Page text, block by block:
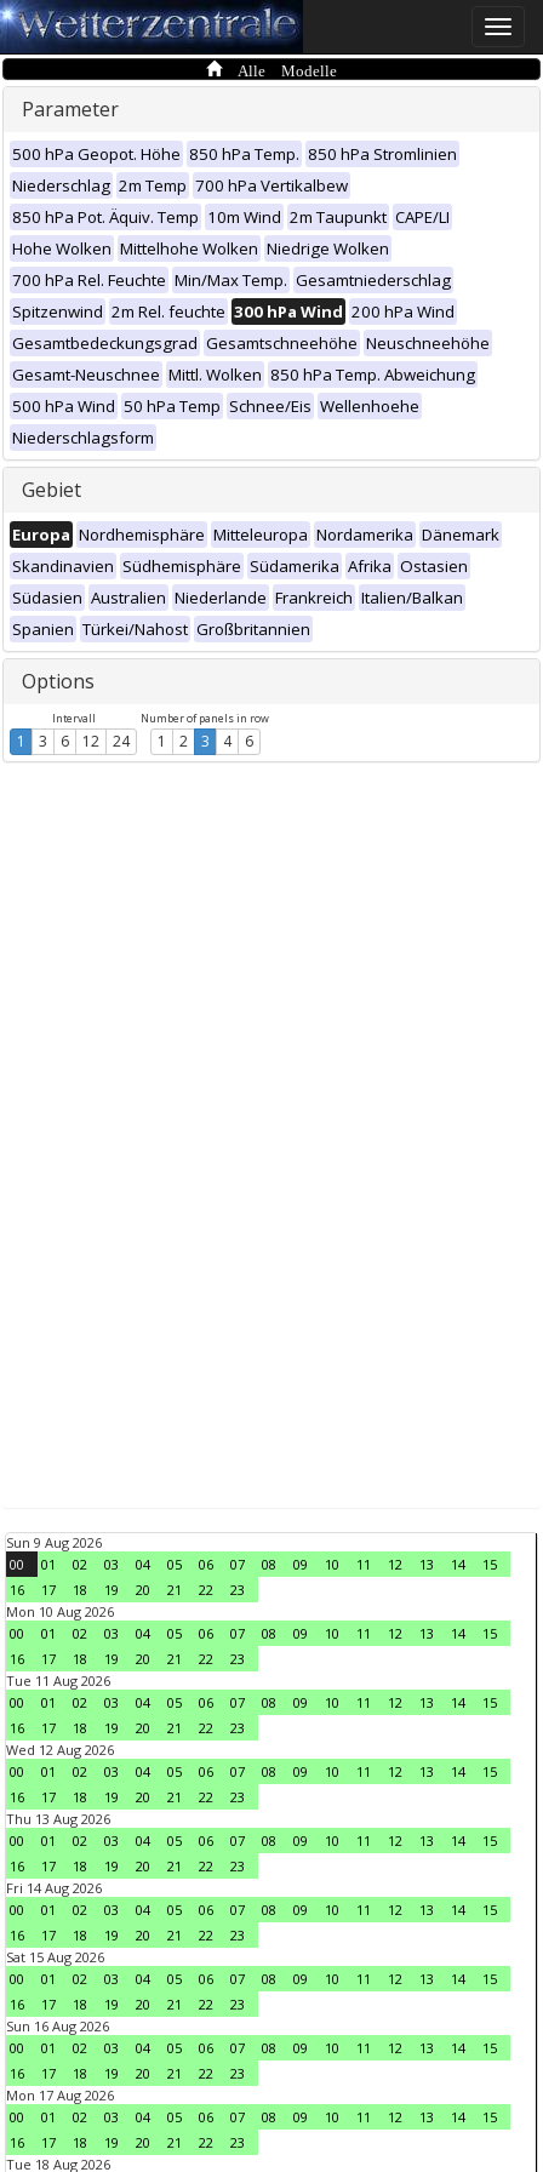
Toggle
Alle Modelle
Parameter
500 hPa Geopot. Höhe 850 hPa Temp. 850 hPa Stromlinien
Niederschlag 2m Temp 700 hPa Vertikalbew
850 hPa Pot. Äquiv. Temp 10m Wind 2m Taupunkt CAPE/LI
Hohe Wolken Mittelhohe Wolken Niedrige Wolken
700 hPa Rel. Feuchte Min/Max Temp. Gesamtniederschlag
Spitzenwind 2m Rel. feuchte 300 hPa Wind 200 hPa Wind
Gesamtbedeckungsgrad Gesamtschneehöhe Neuschneehöhe
Gesamt-Neuschnee Mittl. Wolken 850 hPa Temp. Abweichung
500 hPa Wind 50 hPa Temp Schnee/Eis Wellenhoehe
Niederschlagsform
Gebiet
Europa Nordhemisphäre Mitteleuropa Nordamerika Dänemark
Skandinavien Südhemisphäre Südamerika Afrika Ostasien
Südasien Australien Niederlande Frankreich Italien/Balkan
Spanien Türkei/Nahost Großbritannien
Options
Intervall
1 3 6 12 24
Number of panels in row
1 2 3 4 6
Sun 9 Aug 2026
00
01 02 03 04 05 06 07 08 09 10 11 12 13 14
15
16
17 18 19 20 21 22
23
Mon 10 Aug 2026
00
01 02 03 04 05 06 07 08 09 10 11 12 13 14
15
16
17 18 19 20 21 22
23
Tue 11 Aug 2026
00
01 02 03 04 05 06 07 08 09 10 11 12 13 14
15
16
17 18 19 20 21 22
23
Wed 12 Aug 2026
00
01 02 03 04 05 06 07 08 09 10 11 12 13 14
15
16
17 18 19 20 21 22
23
Thu 13 Aug 2026
00
01 02 03 04 05 06 07 08 09 10 11 12 13 14
15
16
17 18 19 20 21 22
23
Fri 14 Aug 2026
00
01 02 03 04 05 06 07 08 09 10 11 12 13 14
15
16
17 18 19 20 21 22
23
Sat 15 Aug 2026
00
01 02 03 04 05 06 07 08 09 10 11 12 13 14
15
16
17 18 19 20 21 22
23
Sun 16 Aug 2026
00
01 02 03 04 05 06 07 08 09 10 11 12 13 14
15
16
17 18 19 20 21 22
23
Mon 17 Aug 2026
00
01 02 03 04 05 06 07 08 09 10 11 12 13 14
15
16
17 18 19 20 21 22
23
Tue 18 Aug 2026